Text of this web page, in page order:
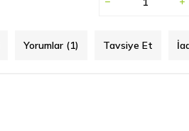
Yorumlar (1) Tavsiye Et